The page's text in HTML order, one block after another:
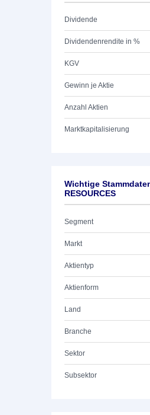
Dividende
Dividendenrendite in %
KGV
Gewinn je Aktie
Anzahl Aktien
Marktkapitalisierung
Wichtige
RESOURCES
Segment
Markt
Aktientyp
Aktienform
Land
Branche
Sektor
Subsektor